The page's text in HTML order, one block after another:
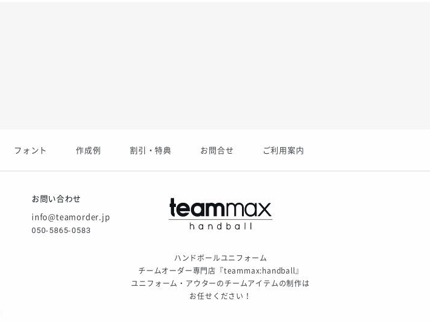
フォント 作成例 割引・特典 お問合せ ご利用案内
お問い合わせ
info@teamorder.jp
050-5865-0583
ハンドボールユニフォーム
チームオーダー専門店『teammax:handball』
ユニフォーム・アウターのチームアイテムの制作は
お任せください！